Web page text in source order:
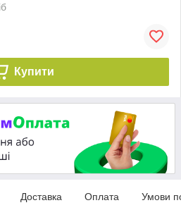
Купити
Доставка Оплата Умови